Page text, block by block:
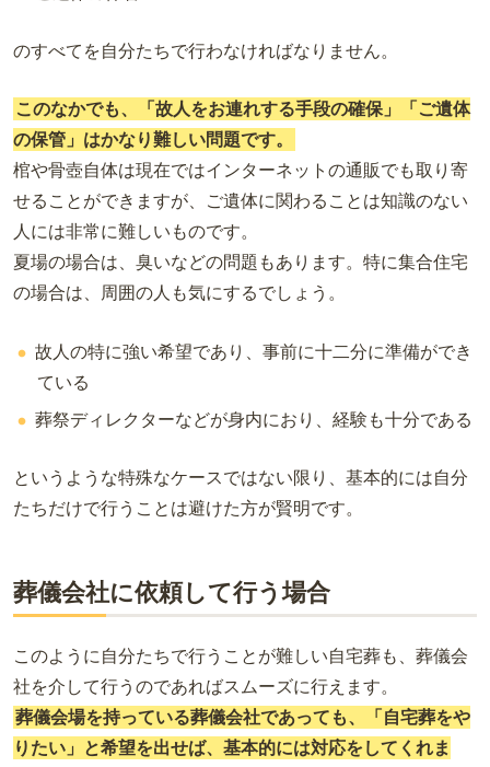
のすべてを自分たちで行わなければなりません。
このなかでも、「故人をお連れする手段の確保」「ご遺体
の保管」はかなり難しい問題です。
棺や骨壺自体は現在ではインターネットの通販でも取り寄
せることができますが、ご遺体に関わることは知識のない
人には非常に難しいものです。
夏場の場合は、臭いなどの問題もあります。特に集合住宅
の場合は、周囲の人も気にするでしょう。
故人の特に強い希望であり、事前に十二分に準備ができ
ている
葬祭ディレクターなどが身内におり、経験も十分である
というような特殊なケースではない限り、基本的には自分
たちだけで行うことは避けた方が賢明です。
葬儀会社に依頼して行う場合
このように自分たちで行うことが難しい自宅葬も、葬儀会
社を介して行うのであればスムーズに行えます。
葬儀会場を持っている葬儀会社であっても、「自宅葬をや
りたい」と希望を出せば、基本的には対応をしてくれま